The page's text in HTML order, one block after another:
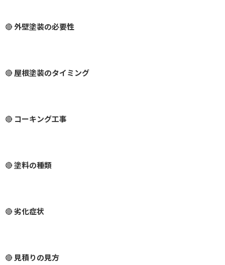
🔴外壁塗装の必要性
🔴 屋根塗装のタイミング
🔴 コーキング工事
🔴塗料の種類
🔴劣化症状
🔴 見積りの見方